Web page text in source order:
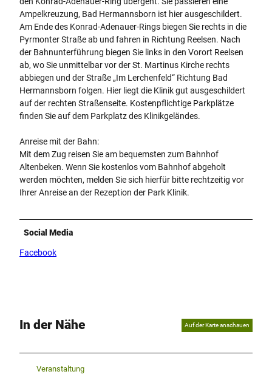
Ampelkreuzung, Bad Hermannsborn ist hier ausgeschildert.
Am Ende des Konrad-Adenauer-Rings biegen Sie rechts in die
Pyrmonter Straße ab und fahren in Richtung Reelsen. Nach
der Bahnunterführung biegen Sie links in den Vorort Reelsen
ab, wo Sie unmittelbar vor der St. Martinus Kirche rechts
abbiegen und der Straße „Im Lerchenfeld“ Richtung Bad
Hermannsborn folgen. Hier liegt die Klinik gut ausgeschildert
auf der rechten Straßenseite. Kostenpflichtige Parkplätze
finden Sie auf dem Parkplatz des Klinikgeländes.
Anreise mit der Bahn:
Mit dem Zug reisen Sie am bequemsten zum Bahnhof
Altenbeken. Wenn Sie kostenlos vom Bahnhof abgeholt
werden möchten, melden Sie sich hierfür bitte rechtzeitig vor
Ihrer Anreise an der Rezeption der Park Klinik.
Social Media
Facebook
In der Nähe Auf der Karte anschauen
Veranstaltung